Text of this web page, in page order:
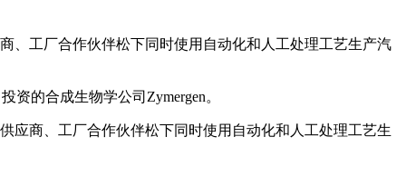
、工厂合作伙伴松下同时使用自动化和人工处理工艺生产汽
资的合成生物学公司Zymergen。
应商、工厂合作伙伴松下同时使用自动化和人工处理工艺生